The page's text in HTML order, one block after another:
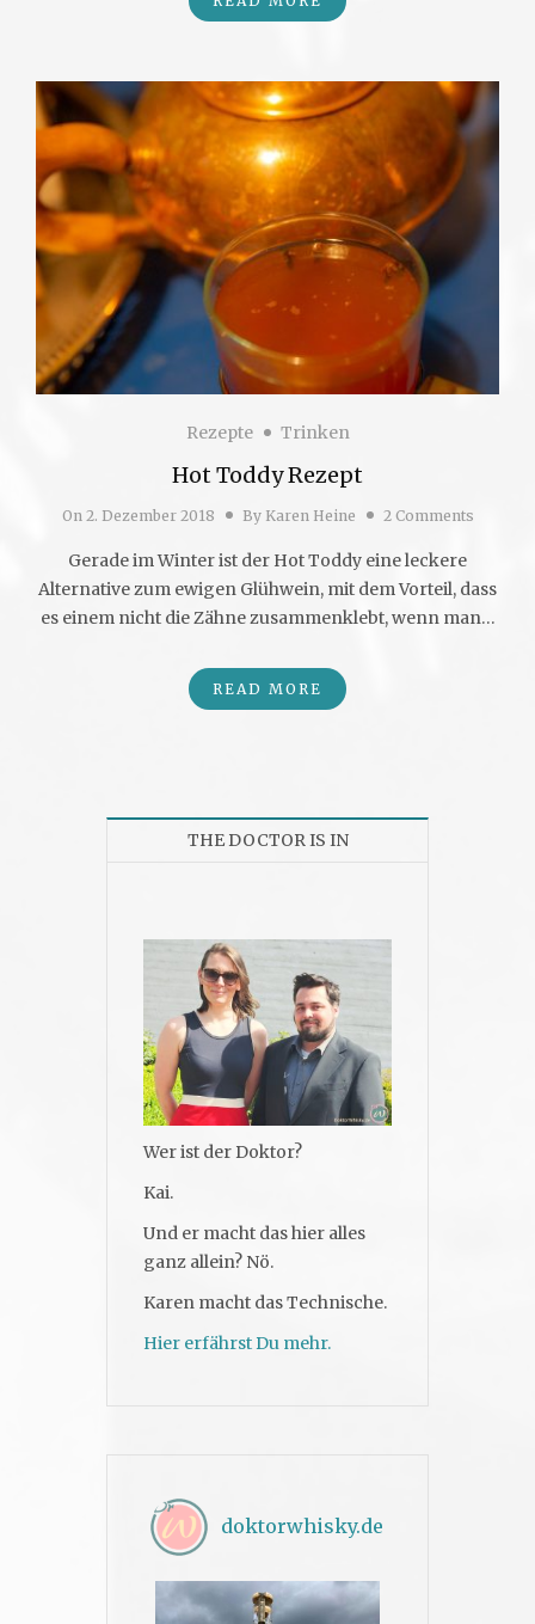
Rezepte Trinken
Hot Toddy Rezept
On 2. Dezember 2018 By Karen Heine 2 Comments
Gerade im Winter ist der Hot Toddy eine leckere
Alternative zum ewigen Glühwein, mit dem Vorteil, dass
es einem nicht die Zähne zusammenklebt, wenn man…
READ MORE
THE DOCTOR IS IN
Wer ist der Doktor?
Kai.
Und er macht das hier alles
ganz allein? Nö.
Karen macht das Technische.
Hier erfährst Du mehr.
doktorwhisky.de